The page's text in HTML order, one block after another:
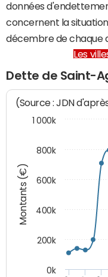
données
concernent la
décembre de chaque
Les
Dette de Saint-
Montants (€)
(Source : JDN
0k
200k
400k
600k
800k
1 000k